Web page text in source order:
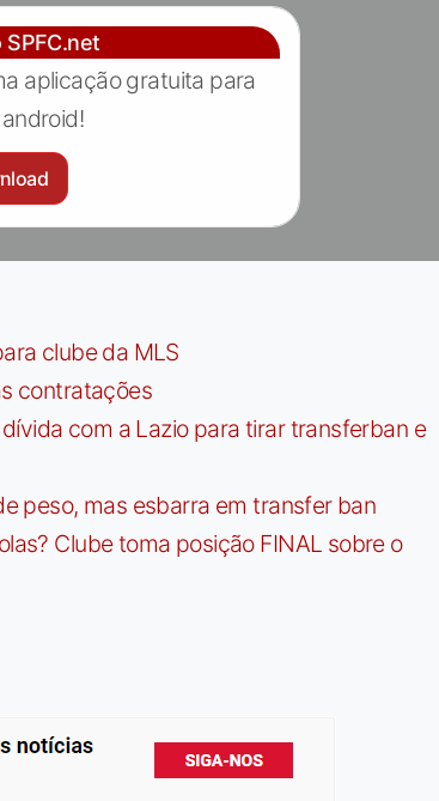
SPFC.net
aplicação gratuita para
android!
clube da MLS
contratações
com a Lazio para tirar transferban e
peso, mas esbarra em transfer ban
Clube toma posição FINAL sobre o